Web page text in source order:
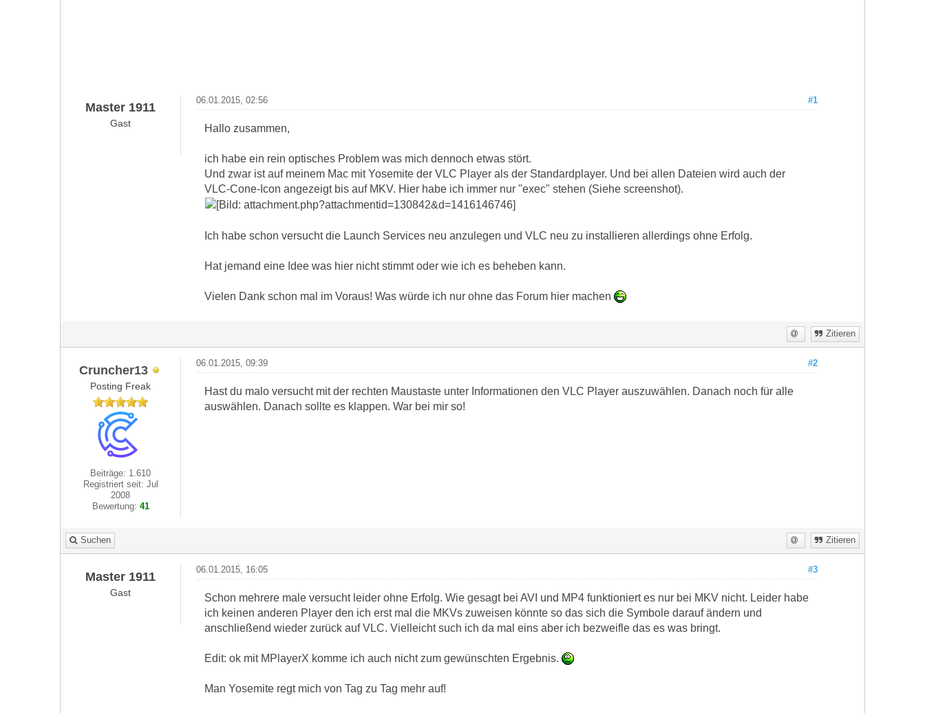
Master 1911
Gast
#1
06.01.2015, 02:56
Hallo zusammen,
ich habe ein rein optisches Problem was mich dennoch etwas stört.
Und zwar ist auf meinem Mac mit Yosemite der VLC Player als der Standardplayer. Und bei allen Dateien wird auch der
VLC-Cone-Icon angezeigt bis auf MKV. Hier habe ich immer nur "exec" stehen (Siehe screenshot).
Ich habe schon versucht die Launch Services neu anzulegen und VLC neu zu installieren allerdings ohne Erfolg.
Hat jemand eine Idee was hier nicht stimmt oder wie ich es beheben kann.
Vielen Dank schon mal im Voraus! Was würde ich nur ohne das Forum hier machen
Zitieren
Cruncher13
Posting Freak
Beiträge: 1.610
Registriert seit: Jul
2008
Bewertung: 41
#2
06.01.2015, 09:39
Hast du malo versucht mit der rechten Maustaste unter Informationen den VLC Player auszuwählen. Danach noch für alle
auswählen. Danach sollte es klappen. War bei mir so!
Suchen Zitieren
Master 1911
Gast
#3
06.01.2015, 16:05
Schon mehrere male versucht leider ohne Erfolg. Wie gesagt bei AVI und MP4 funktioniert es nur bei MKV nicht. Leider habe
ich keinen anderen Player den ich erst mal die MKVs zuweisen könnte so das sich die Symbole darauf ändern und
anschließend wieder zurück auf VLC. Vielleicht such ich da mal eins aber ich bezweifle das es was bringt.
Edit: ok mit MPlayerX komme ich auch nicht zum gewünschten Ergebnis.
Man Yosemite regt mich von Tag zu Tag mehr auf!